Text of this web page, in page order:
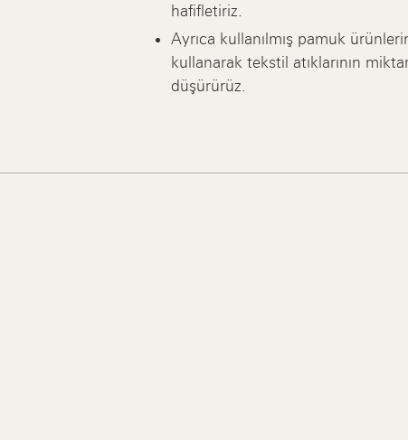
hafifletiriz.
Ayrıca kullanılmış pamuk
kullanarak tekstil atıklarının
düşürürüz.